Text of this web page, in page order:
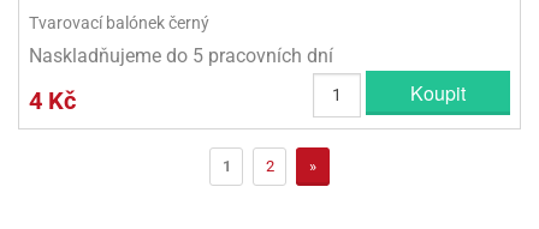
Tvarovací balónek černý
Naskladňujeme do 5 pracovních dní
4 Kč Koupit
1 2 »